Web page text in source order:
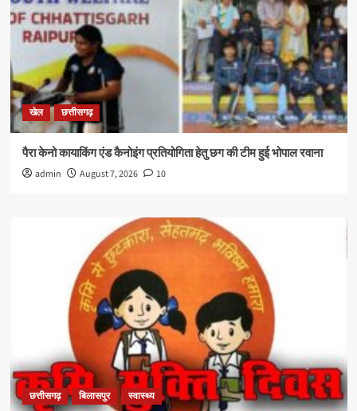
खेल छत्तीसगढ़
पैरा केनो कायाकिंग एंड कैनोइंग प्रतियोगिता हेतु छग की टीम हुई भोपाल रवाना
admin August 7, 2026 10
छत्तीसगढ़ बिलासपुर स्वास्थ्य